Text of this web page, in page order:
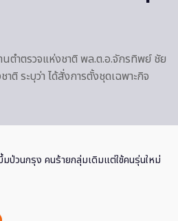
ตำตรวจแห่งชาติ พล.ต.อ.จักรทิพย์ ชัย
ติ ระบุว่า ได้สั่งการตั้งชุดเฉพาะกิจ
ป่วนกรุง คนร้ายกลุ่มเดิมแต่ใช้คนรุ่นใหม่